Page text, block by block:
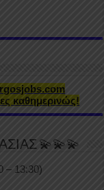
καθημερινώς!
💫💫💫
– 13:30)